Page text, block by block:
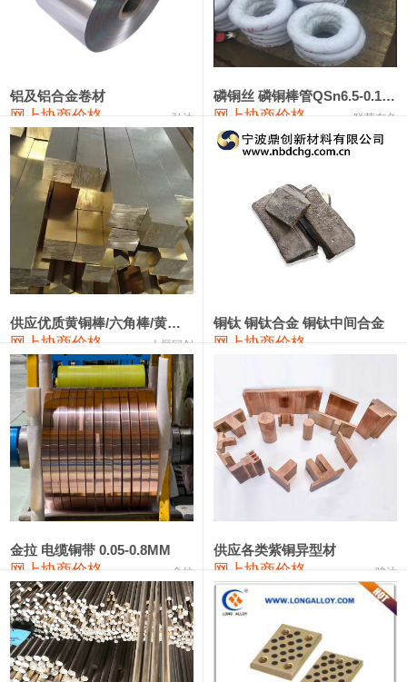
1#镁 17,000—18,000 17,500 0
18,900—19,100 19,000 100
1#电解锰(99.7%袋装) 18,000—18,200 18,100 100
1#铬 60,000—82,000
553#硅 9,300—9,500
441#硅 9,600—9,800 9,700
3303#硅 10,300—10,500 10,400
2202#硅 14,100—14,300
金属硅3303#-2202# 10,400—14,200 12,300 0
漆包线 111,970—115,970 113,970
磷铜合金 110,800—117,600 114,200 400
无氧铜丝(硬) 109,710—110,010 109,860
R410A专用紫铜管 113,700—113,700
铸造铝合金锭(A380） 26,300—26,500 26,400 100
铝合金ADC12 24,200—24,400 100
铸造铝合金锭(ZL102) 24,300—24,500 24,400
铝及铝合金卷材
网上协商价格 弘达
磷铜丝 磷铜棒管QSn6.5-0.1 7-0.2 8-0.3
网上协商价格 联荣有色
供应优质黄铜棒/六角棒/黄铜方板
网上协商价格 十堰同创
铜钛 铜钛合金 铜钛中间合金
网上协商价格
金拉 电缆铜带 0.05-0.8MM
网上协商价格 金拉
供应各类紫铜异型材
网上协商价格 骏达